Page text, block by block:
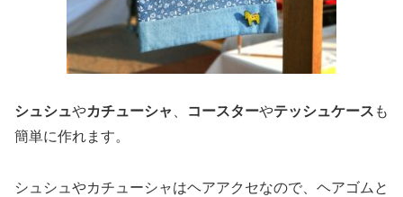
シュシュやカチューシャ コースターやテッシュケース も
簡単に作れます。
シュシュやカチューシャはヘアアクセなので、ヘアゴムと